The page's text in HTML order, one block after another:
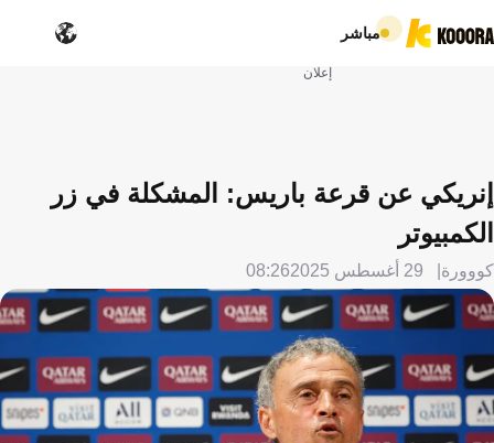
مباشر
إعلان
إنريكي عن قرعة باريس: المشكلة في زر
الكمبيوتر
كووورة 29 أغسطس 2025 08:26